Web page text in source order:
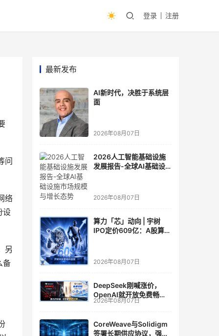
登录 注册
问
络
设
另
备
最新发布
AI新时代，决胜于系统层
面
2026年08月07日
2026人工智能基础设施
发展报告-全球AI基础设
2026年08月07日
算力「芯」动向 | 宇树
IPO定价609亿：A股算力
2026年08月07日
DeepSeek刚喊涨价，
OpenAI就开放免费畅
聊？大模型定价的平行宇
2026年08月07日
CoreWeave与Solidigm
签署长期供应协议，强化